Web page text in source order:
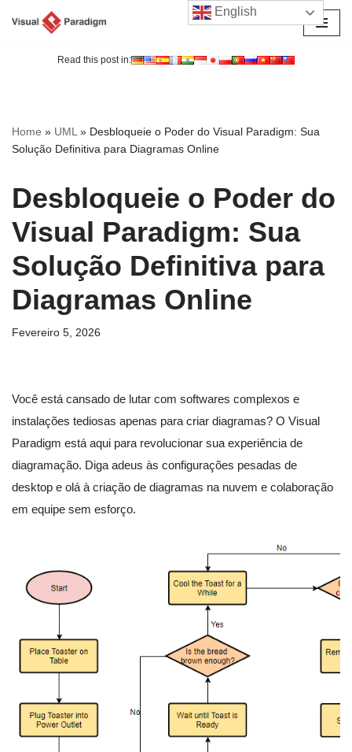
Read this post in:
Home » UML» Desbloqueie o Poder do Visual Paradigm: Sua
Solução Definitiva para Diagramas Online
Desbloqueie o Poder do
Visual Paradigm: Sua
Solução Definitiva para
Diagramas Online
Fevereiro 5, 2026
Você está cansado de lutar com softwares complexos e
instalações tediosas apenas para criar diagramas? O Visual
Paradigm está aqui para revolucionar sua experiência de
diagramação. Diga adeus às configurações pesadas de
desktop e olá à criação de diagramas na nuvem e colaboração
em equipe sem esforço.
English